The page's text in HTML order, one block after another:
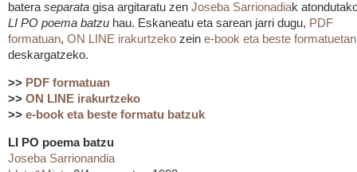
batera separata gisa argitaratu zen Joseba Sarrionadiak
LI PO poema batzu hau. Eskaneatu eta sarean jarri dugu, PDF
formatuan, ON LINE irakurtzeko zein e-book eta beste formatuetan
deskargatzeko.
>> PDF formatuan
>> ON LINE irakurtzeko
>> e-book eta beste formatu batzuk
LI PO poema batzu
Joseba Sarrionandia